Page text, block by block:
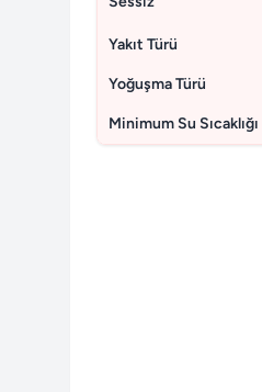
Yakıt Türü
Yoğuşma Türü
Minimum Su Sıcaklığı